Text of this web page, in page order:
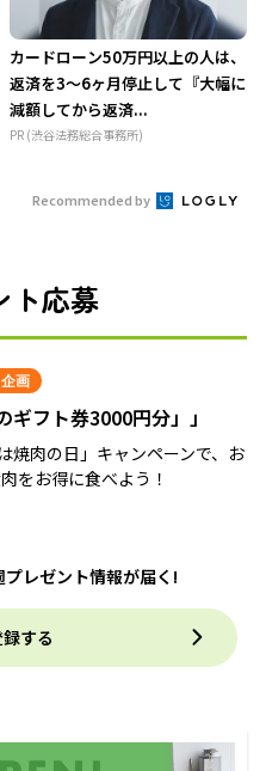
カードローン50万円以上の人は、
返済を3～6ヶ月停止して『大幅に
減額してから返済...
PR (渋谷法務総合事務所)
Recommended by
ト応募
画
ギフト券3000円分」」
焼肉の日」キャンペーンで、お
をお得に食べよう！
レゼント情報が届く!
する